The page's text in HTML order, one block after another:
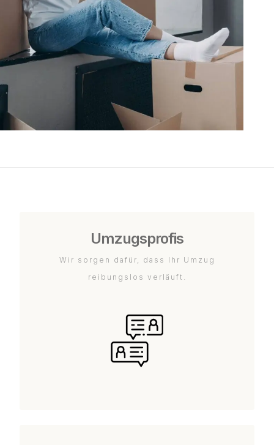
Umzugsprofis
Wir sorgen dafür, dass Ihr Umzug
reibungslos verläuft.